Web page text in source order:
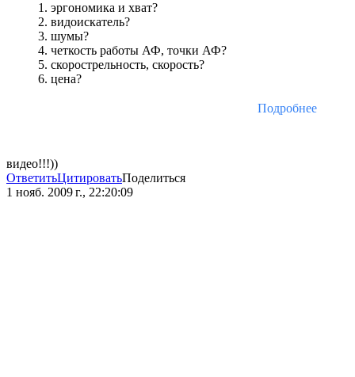
1. эргономика и хват?
2. видоискатель?
3. шумы?
4. четкость работы АФ, точки АФ?
5. скорострельность, скорость?
6. цена?
Подробнее
видео!!!))
ОтветитьЦитироватьПоделиться
1 нояб. 2009 г., 22:20:09